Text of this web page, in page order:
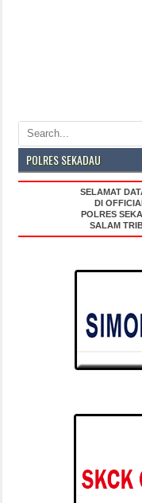
POLRES SEKADAU
SELAMAT
DI
POLRES
SALAM